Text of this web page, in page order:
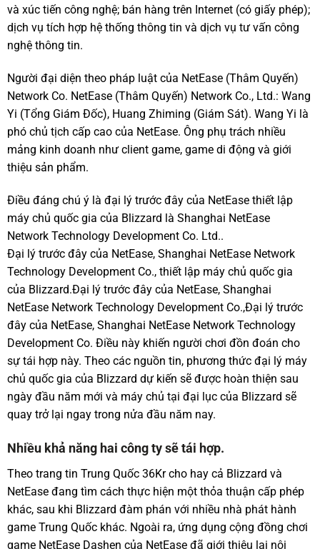
và xúc tiến công nghệ; bán hàng trên Internet (có giấy phép);
dịch vụ tích hợp hệ thống thông tin và dịch vụ tư vấn công
nghệ thông tin.
Người đại diện theo pháp luật của NetEase (Thâm Quyến)
Network Co. NetEase (Thâm Quyến) Network Co., Ltd.: Wang
Yi (Tổng Giám Đốc), Huang Zhiming (Giám Sát). Wang Yi là
phó chủ tịch cấp cao của NetEase. Ông phụ trách nhiều
mảng kinh doanh như client game, game di động và giới
thiệu sản phẩm.
Điều đáng chú ý là đại lý trước đây của NetEase thiết lập
máy chủ quốc gia của Blizzard là Shanghai NetEase
Network Technology Development Co. Ltd..
Đại lý trước đây của NetEase, Shanghai NetEase Network
Technology Development Co., thiết lập máy chủ quốc gia
của Blizzard.Đại lý trước đây của NetEase, Shanghai
NetEase Network Technology Development Co.,Đại lý trước
đây của NetEase, Shanghai NetEase Network Technology
Development Co. Điều này khiến người chơi đồn đoán cho
sự tái hợp này. Theo các nguồn tin, phương thức đại lý máy
chủ quốc gia của Blizzard dự kiến ​​sẽ được hoàn thiện sau
ngày đầu năm mới và máy chủ tại đại lục của Blizzard sẽ
quay trở lại ngay trong nửa đầu năm nay.
Nhiều khả năng hai công ty sẽ tái hợp.
Theo trang tin Trung Quốc 36Kr cho hay cả Blizzard và
NetEase đang tìm cách thực hiện một thỏa thuận cấp phép
khác, sau khi Blizzard đàm phán với nhiều nhà phát hành
game Trung Quốc khác. Ngoài ra, ứng dụng cộng đồng chơi
game NetEase Dashen của NetEase đã giới thiệu lại nội